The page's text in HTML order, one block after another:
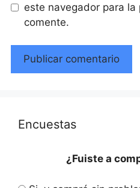
este navegador para la
comente.
Encuestas
¿Fuiste a